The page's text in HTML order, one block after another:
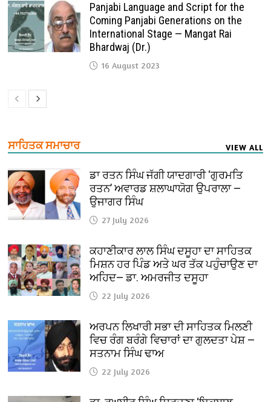
Panjabi Language and Script for the
Coming Panjabi Generations on the
International Stage — Mangat Rai
Bhardwaj (Dr.)
16 August 2023
ਸਾਹਿਤਕ ਸਮਾਚਾਰ VIEW ALL
ਡਾ ਰਤਨ ਸਿੰਘ ਜੱਗੀ ਯਾਦਗਾਰੀ ‘ਗੁਰਮਤਿ
ਰਤਨ’ ਅਵਾਰਡ ਸ਼ਲਾਘਾਯੋਗ ਉਪਰਾਲਾ —
ਉਜਾਗਰ ਸਿੰਘ
27 July 2026
ਕਹਾਣੀਕਾਰ ਲਾਲ ਸਿੰਘ ਦਸੂਹਾ ਦਾ ਸਾਹਿਤਕ
ਮਿਸ਼ਨ ਹਰ ਪਿੰਡ ਅਤੇ ਘਰ ਤੱਕ ਪਹੁੰਚਾਉਣ ਦਾ
ਅਹਿਦ— ਡਾ. ਅਮਰਜੀਤ ਦਸੂਹਾ
22 July 2026
ਅਰਪਨ ਲਿਖਾਰੀ ਸਭਾ ਦੀ ਸਾਹਿਤਕ ਮਿਲਣੀ
ਵਿਚ ਰੰਗ ਬਰੰਗੇ ਵਿਚਾਰਾਂ ਦਾ ਗੁਲਦਤਾ ਪੇਸ਼ —
ਸਤਨਾਮ ਸਿੰਘ ਢਾਅ
22 July 2026